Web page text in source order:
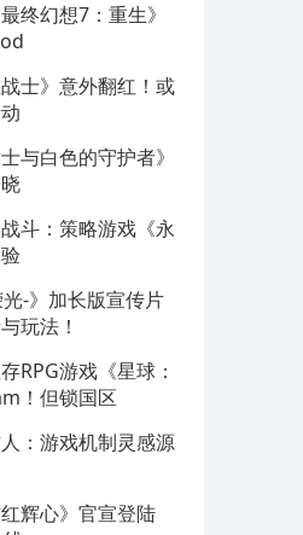
终幻想7：重生》
士》意外翻红！或
与白色的守护者》
斗：策略游戏《永
光-》加长版宣传片
玩法！
RPG游戏《星球：
！但锁国区
：游戏机制灵感源
辉心》官宣登陆